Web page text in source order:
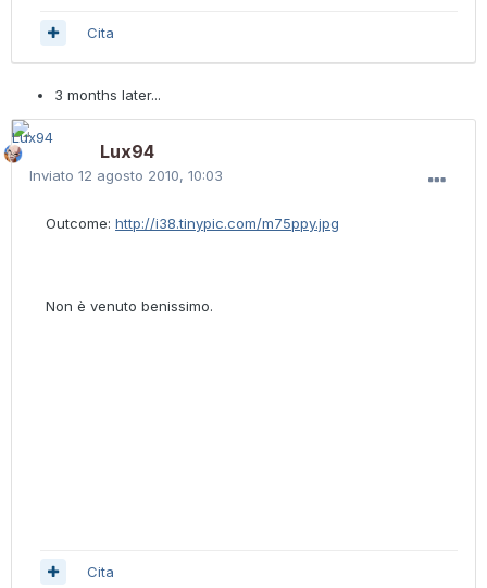
Cita
3 months later...
Lux94
Inviato 12 agosto 2010, 10:03
Outcome: http://i38.tinypic.com/m75ppy.jpg
Non è venuto benissimo.
Cita